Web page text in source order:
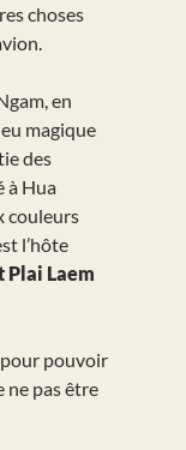
choses
en
magique
des
à Hua
couleurs
l’hôte
Plai Laem
pour pouvoir
ne pas être